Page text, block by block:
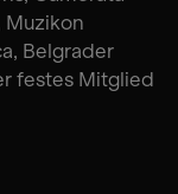
Muzikon
Belgrader
festes Mitglied